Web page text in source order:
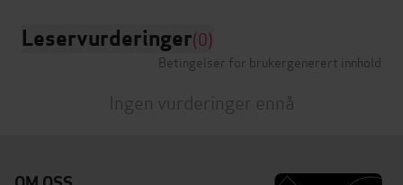
Leservurderinger(0)
Betingelser for brukergenerert innhold
Ingen vurderinger ennå